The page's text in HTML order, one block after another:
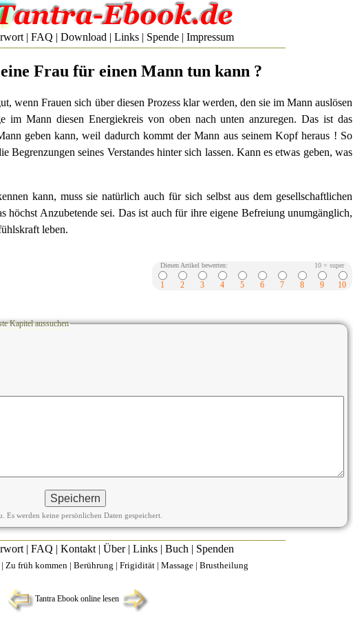
| FAQ | Download | Links| Spende| Impressum
Frau für einen Mann tun kann ?
wenn Frauen sich über diesen Prozess klar werden, den sie im Mann auslösen
Mann diesen Energiekreis von oben nach unten anzuregen. Das ist das
geben kann, weil dadurch kommt der Mann aus seinem Kopf heraus ! So
seines Verstandes hinter sich lassen. Kann es etwas geben, was
kann, muss sie natürlich auch für sich selbst aus dem gesellschaftlichen
höchst Anzubetende sei. Das ist auch für ihre eigene Befreiung unumgänglich,
leben.
Diesen Artikel bewerten: 10 = super
1 2 3 4 5 6 7 8 9 10
Kapitel aussuchen
Es werden keine persönlichen Daten gespeichert.
| FAQ | Kontakt| Über| Links| Buch | Spenden
| Zu früh kommen | Berührung | Frigidität | Massage | Brustheilung
Tantra Ebook online lesen